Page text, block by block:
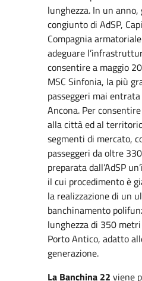
lunghezza. In un
congiunto di AdSP,
Compagnia
adeguare
consentire a maggio
MSC Sinfonia, la più
passeggeri mai
Ancona. Per
alla città ed al
segmenti di mercato,
passeggeri da oltre
preparata dall’AdSP
il cui procedimento è
la realizzazione di un
banchinamento
lunghezza di 350
Porto Antico, adatto
generazione.
La Banchina 22 viene